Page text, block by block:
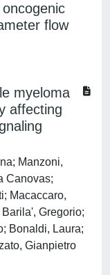
flow
myeloma
affecting
Manzoni,
Canovas;
Macaccaro,
Gregorio;
Bonaldi, Laura;
Gianpietro